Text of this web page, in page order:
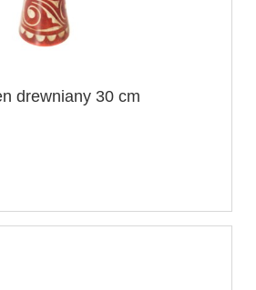
drewniany 30 cm